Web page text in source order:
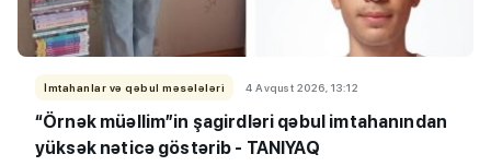
İmtahanlar və qəbul məsələləri 4 Avqust 2026, 13:12
“Örnək müəllim”in şagirdləri qəbul imtahanından
yüksək nəticə göstərib - TANIYAQ